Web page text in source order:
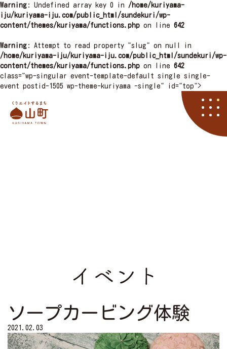
Warning : Undefined array key 0 in /home/kuriyama-
iju/kuriyama-iju.com/public_html/sundekuri/wp-
content/themes/kuriyama/functions.php on line 642
Warning : Attempt to read property "slug" on null in
/home/kuriyama-iju/kuriyama-iju.com/public_html/sundekuri/wp-
content/themes/kuriyama/functions.php on line 642
class="wp-singular event-template-default single single-
event postid-1505 wp-theme-kuriyama -single" id="top">
ソープカービング体験
2021.02.03